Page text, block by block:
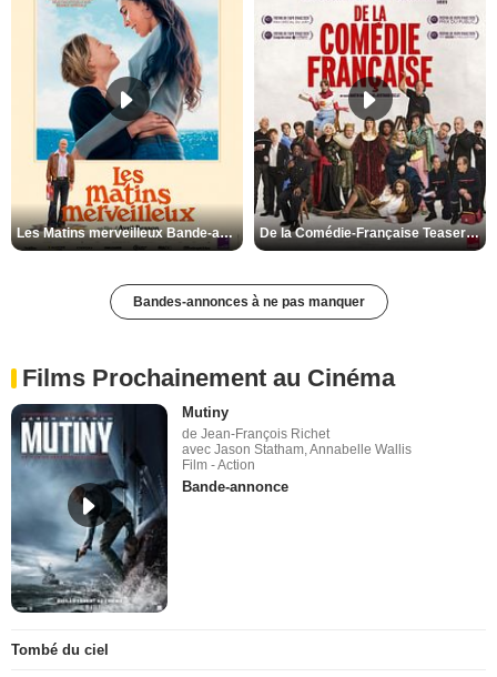
Les Matins merveilleux Bande-annonce VF De la Comédie-Française Teaser VF
Bandes-annonces à ne pas manquer
Films Prochainement au Cinéma
Mutiny
de Jean-François Richet
avec Jason Statham, Annabelle Wallis
Film - Action
Bande-annonce
Tombé du ciel